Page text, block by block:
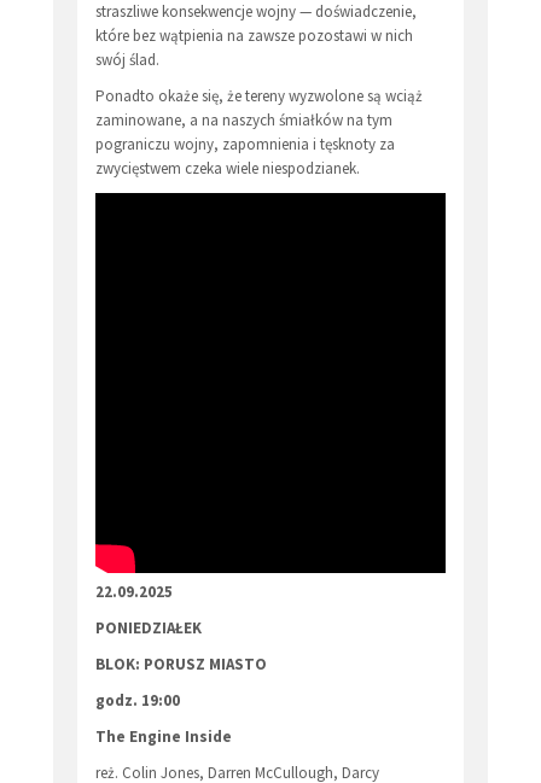
straszliwe konsekwencje wojny — doświadczenie,
które bez wątpienia na zawsze pozostawi w nich
swój ślad.
Ponadto okaże się, że tereny wyzwolone są wciąż
zaminowane, a na naszych śmiałków na tym
pograniczu wojny, zapomnienia i tęsknoty za
zwycięstwem czeka wiele niespodzianek.
22.09.2025
PONIEDZIAŁEK
BLOK: PORUSZ MIASTO
godz. 19:00
The Engine Inside
reż. Colin Jones, Darren McCullough, Darcy